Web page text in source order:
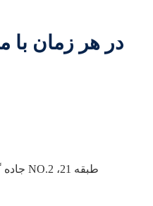
در هر زمان با
طبقه 21، NO.2 جاده گاوپان، منطقه ووهو، چنگدو، سیچوان